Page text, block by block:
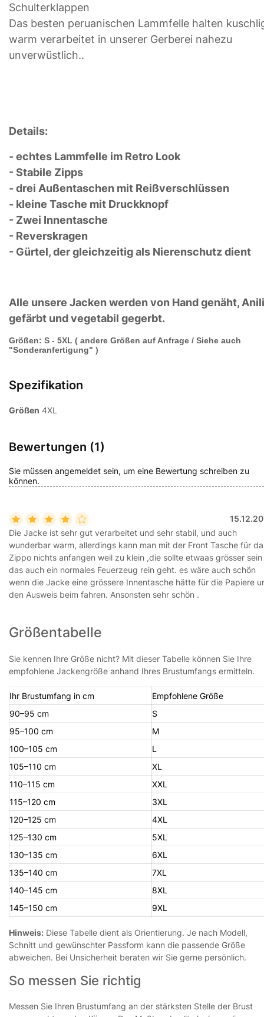
Schulterklappen
Das besten peruanischen Lammfelle halten
warm verarbeitet in unserer Gerberei nahezu
unverwüstlich..
Details:
- echtes Lammfelle im Retro Look
- Stabile Zipps
- drei Außentaschen mit Reißverschlüssen
- kleine Tasche mit Druckknopf
- Zwei Innentasche
- Reverskragen
- Gürtel, der gleichzeitig als Nierenschutz dient
Alle unsere Jacken werden von Hand genäht,
gefärbt und vegetabil gegerbt.
Größen: S - 5XL ( andere Größen auf Anfrage / Siehe auch
"Sonderanfertigung" )
Spezifikation
Größen 4XL
Bewertungen (1)
Sie müssen angemeldet sein, um eine Bewertung schreiben zu
können.
Die Jacke ist sehr gut verarbeitet und sehr stabil, und auch
wunderbar warm, allerdings kann man mit der Front Tasche für
Zippo nichts anfangen weil zu klein ,die sollte etwaas grösser sein
das auch ein normales Feuerzeug rein geht. es wäre auch schön
wenn die Jacke eine grössere Innentasche hätte für die Papiere
den Ausweis beim fahren. Ansonsten sehr schön .
Größentabelle
Sie kennen Ihre Größe nicht? Mit dieser Tabelle können Sie Ihre
empfohlene Jackengröße anhand Ihres Brustumfangs ermitteln.
Ihr Brustumfang in cm
Empfohlene Größe
90–95 cm
S
95–100 cm
M
100–105 cm
L
105–110 cm
XL
110–115 cm
XXL
115–120 cm
3XL
120–125 cm
4XL
125–130 cm
5XL
130–135 cm
6XL
135–140 cm
7XL
140–145 cm
8XL
145–150 cm
9XL
Hinweis: Diese Tabelle dient als Orientierung. Je nach Modell,
Schnitt und gewünschter Passform kann die passende Größe
abweichen. Bei Unsicherheit beraten wir Sie gerne persönlich.
So messen Sie richtig
Messen Sie Ihren Brustumfang an der stärksten Stelle der Brust